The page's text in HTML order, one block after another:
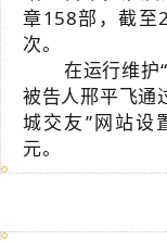
章158部，截至
次。
在运行维护“
被告人邢平飞通
城交友”网站设
元。